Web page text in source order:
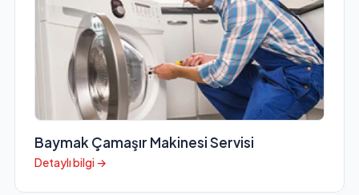
Baymak Çamaşır Makinesi Servisi
Detaylı bilgi →